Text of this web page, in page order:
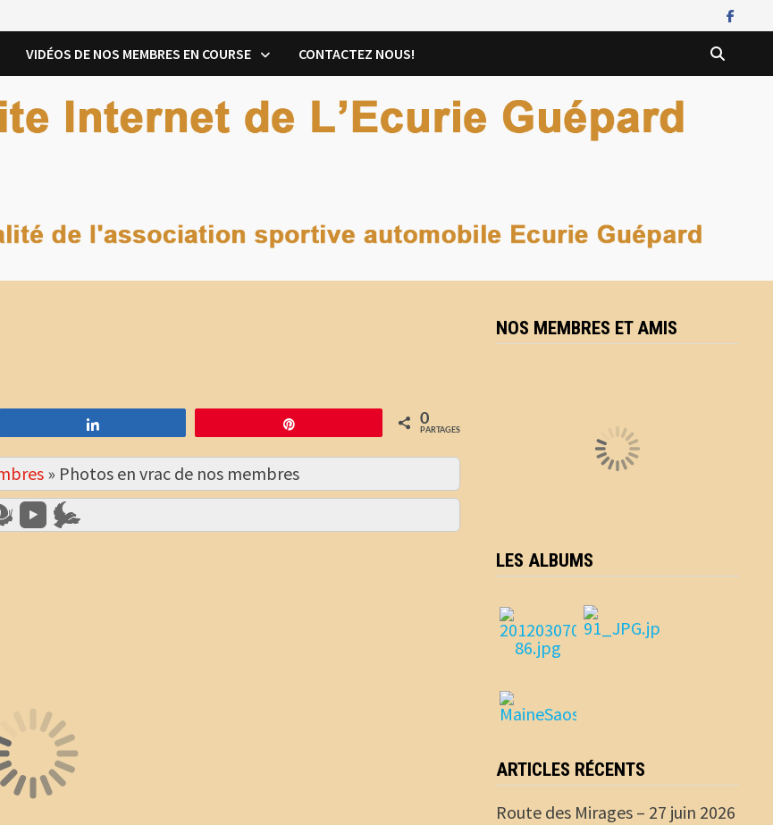
VIDÉOS DE NOS MEMBRES EN COURSE CONTACTEZ NOUS!
0
PARTAGES
» Photos en vrac de nos membres
NOS MEMBRES ET AMIS
LES ALBUMS
ARTICLES RÉCENTS
Route des Mirages – 27 juin 2026